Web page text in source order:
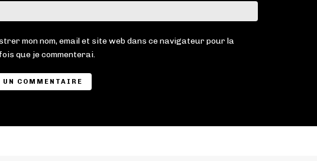
:
mon nom, email et site web dans ce navigateur pour la
que je commenterai.